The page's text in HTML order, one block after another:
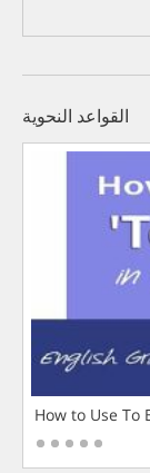
القواعد النحوية
How to Use To